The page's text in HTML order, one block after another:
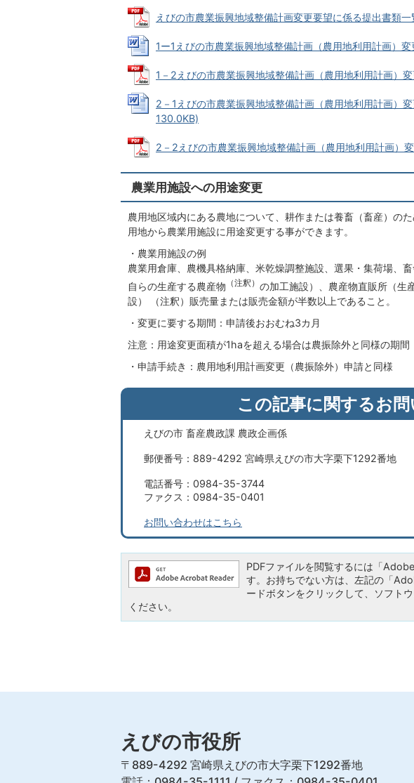
えびの市農業振興地域整備計画変更要望に係る提出書類
1ー1えびの市農業振興地域整備計画（農用地利用計画）
1－2えびの市農業振興地域整備計画（農用地利用計画）
2－1えびの市農業振興地域整備計画（農用地利用計画）
130.0KB)
2－2えびの市農業振興地域整備計画（農用地利用計画）
農業用施設への用途変更
農用地区域内にある農地について、耕作または養畜（畜産）の
用地から農業用施設に用途変更する事ができます。
・農業用施設の例
農業用倉庫、農機具格納庫、米乾燥調整施設、選果・集荷場、
自らの生産する農産物 （注釈） の加工施設）、農産物直販所（生
設） （注釈）販売量または販売金額が半数以上であること。
・変更に要する期間：申請後おおむね3カ月
注意：用途変更面積が1haを超える場合は農振除外と同様の期間
・申請手続き：農用地利用計画変更（農振除外）申請と同様
この記事に関するお
えびの市 畜産農政課 農政企画係
郵便番号：889-4292 宮崎県えびの市大字栗下1292番地
電話番号：0984-35-3744
ファクス：0984-35-0401
お問い合わせはこちら
PDFファイルを閲覧するには「
す。お持ちでない方は、左記の「
ードボタンをクリックして、ソフト
ください。
えびの市役所
〒889-4292 宮崎県えびの市大字栗下1292番地